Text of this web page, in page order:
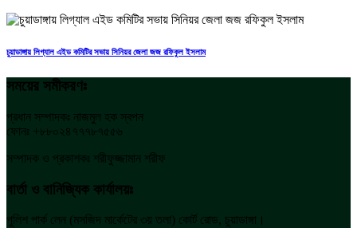
চুয়াডাঙ্গায় লিগ্যাল এইড কমিটির সভায় সিনিয়র জেলা জজ রফিকুল ইসলাম
সময়ের সমীকরণঃ
প্রধান সম্পাদকঃ নাজমুল হক স্বপন
ফোনঃ +৮৮০২৪৭৭৭৮৭৫৫৬
সম্পাদক ও প্রকাশকঃ শরীফুজ্জামান শরীফ
বার্তা ও বানিজ্যিক কার্যালয়ঃ
পুলিশ পার্ক লেন (মসজিদ মার্কেটের ৩য় তলা) কোর্ট রোড, চুয়াডাঙ্গা।